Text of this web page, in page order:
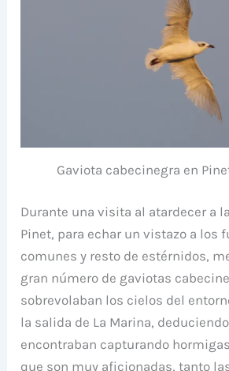
Gaviota cabecinegra en
Durante una visita al atardecer a
Pinet, para echar un vistazo a los
comunes y resto de estérnidos,
gran número de gaviotas
sobrevolaban los cielos del
la salida de La Marina,
encontraban capturando
que son muy aficionadas, tanto